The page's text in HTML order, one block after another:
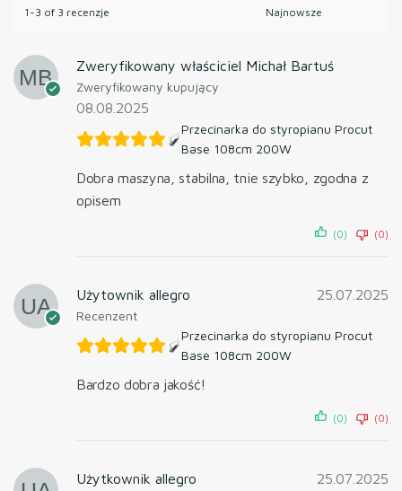
1-3 of 3 recenzje
Zweryfikowany właściciel Michał Bartuś
Zweryfikowany kupujący
08.08.2025
Przecinarka do styropianu Procut
Base 108cm 200W
Dobra maszyna, stabilna, tnie szybko, zgodna z
opisem
(0) (0)
Użytownik allegro
Recenzent
25.07.2025
Przecinarka do styropianu Procut
Base 108cm 200W
Bardzo dobra jakość!
(0) (0)
Użytkownik allegro 25.07.2025